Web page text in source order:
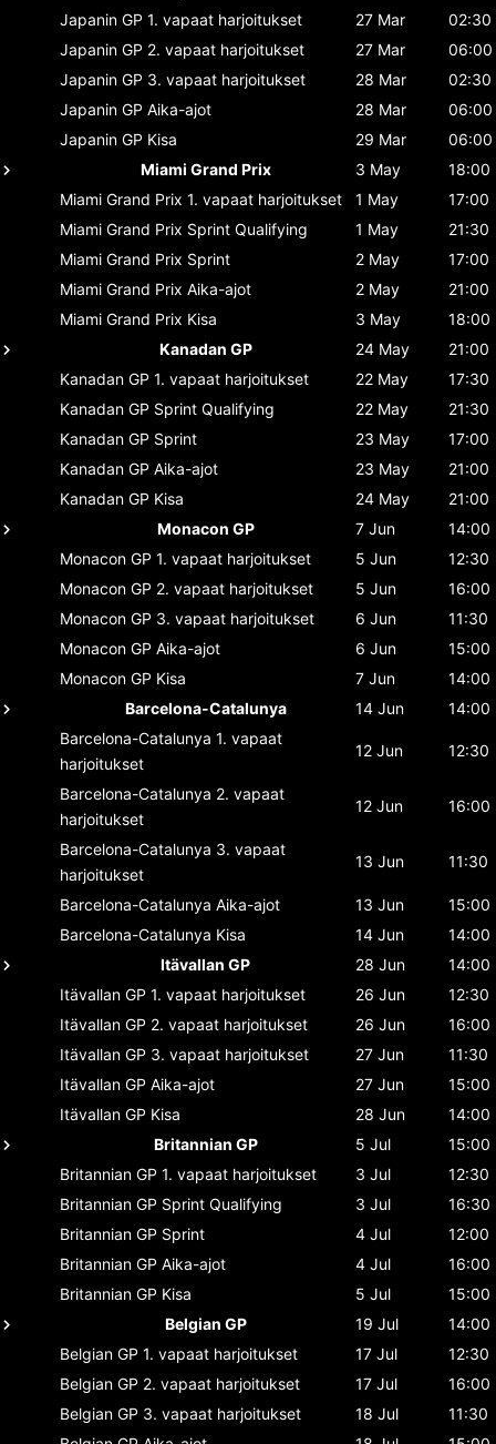
Japanin GP 1. vapaat harjoitukset 27 Mar
02:30
Japanin GP 2. vapaat harjoitukset 27 Mar
06:00
Japanin GP 3. vapaat harjoitukset 28 Mar
02:30
Japanin GP Aika-ajot 28 Mar
06:00
Japanin GP Kisa 29 Mar
06:00
Miami Grand Prix
3 May
18:00
Miami Grand Prix 1. vapaat harjoitukset 1 May
17:00
Miami Grand Prix Sprint Qualifying 1 May
21:30
Miami Grand Prix Sprint 2 May
17:00
Miami Grand Prix Aika-ajot 2 May
21:00
Miami Grand Prix Kisa 3 May
18:00
Kanadan GP
24 May
21:00
Kanadan GP 1. vapaat harjoitukset 22 May
17:30
Kanadan GP Sprint Qualifying 22 May
21:30
Kanadan GP Sprint 23 May
17:00
Kanadan GP Aika-ajot 23 May
21:00
Kanadan GP Kisa 24 May
21:00
Monacon GP
7 Jun
14:00
Monacon GP 1. vapaat harjoitukset 5 Jun
12:30
Monacon GP 2. vapaat harjoitukset 5 Jun
16:00
Monacon GP 3. vapaat harjoitukset 6 Jun
11:30
Monacon GP Aika-ajot 6 Jun
15:00
Monacon GP Kisa 7 Jun
14:00
Barcelona-Catalunya
14 Jun
14:00
Barcelona-Catalunya 1. vapaat
harjoitukset
12 Jun 12:30
Barcelona-Catalunya 2. vapaat
harjoitukset
12 Jun 16:00
Barcelona-Catalunya 3. vapaat
harjoitukset
13 Jun 11:30
Barcelona-Catalunya Aika-ajot 13 Jun
15:00
Barcelona-Catalunya Kisa 14 Jun
14:00
Itävallan GP
28 Jun
14:00
Itävallan GP 1. vapaat harjoitukset 26 Jun
12:30
Itävallan GP 2. vapaat harjoitukset 26 Jun
16:00
Itävallan GP 3. vapaat harjoitukset 27 Jun
11:30
Itävallan GP Aika-ajot 27 Jun
15:00
Itävallan GP Kisa 28 Jun
14:00
Britannian GP
5 Jul
15:00
Britannian GP 1. vapaat harjoitukset 3 Jul
12:30
Britannian GP Sprint Qualifying 3 Jul
16:30
Britannian GP Sprint 4 Jul
12:00
Britannian GP Aika-ajot 4 Jul
16:00
Britannian GP Kisa 5 Jul
15:00
Belgian GP
19 Jul
14:00
Belgian GP 1. vapaat harjoitukset 17 Jul
12:30
Belgian GP 2. vapaat harjoitukset 17 Jul
16:00
Belgian GP 3. vapaat harjoitukset 18 Jul
11:30